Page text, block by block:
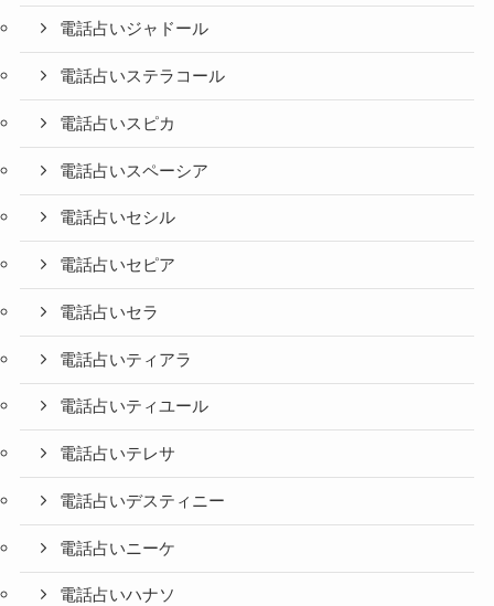
電話占いジャドール
電話占いステラコール
電話占いスピカ
電話占いスペーシア
電話占いセシル
電話占いセピア
電話占いセラ
電話占いティアラ
電話占いティユール
電話占いテレサ
電話占いデスティニー
電話占いニーケ
電話占いハナソ